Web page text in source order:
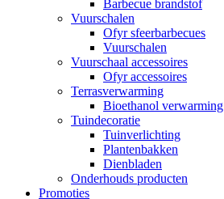
Barbecue brandstof
Vuurschalen
Ofyr sfeerbarbecues
Vuurschalen
Vuurschaal accessoires
Ofyr accessoires
Terrasverwarming
Bioethanol verwarming
Tuindecoratie
Tuinverlichting
Plantenbakken
Dienbladen
Onderhouds producten
Promoties